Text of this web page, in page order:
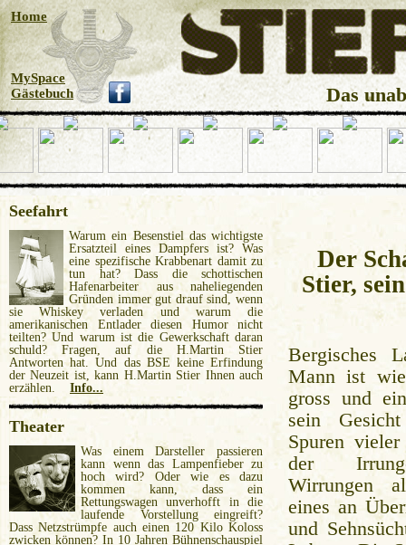
Seefahrt
Warum ein Besenstiel das wichtigste
Ersatzteil eines Dampfers ist? Was
eine spezifische Krabbenart damit zu
tun hat? Dass die schottischen
Hafenarbeiter aus naheliegenden
Gründen immer gut drauf sind, wenn
sie Whiskey verladen und warum die
amerikanischen Entlader diesen Humor nicht
teilten? Und warum ist die Gewerkschaft daran
schuld? Fragen, auf die H.Martin Stier
Antworten hat. Und das BSE keine Erfindung
der Neuzeit ist, kann H.Martin Stier Ihnen auch
erzählen. Info...
Theater
Was einem Darsteller passieren
kann wenn das Lampenfieber zu
hoch wird? Oder wie es dazu
kommen kann, dass ein
Rettungswagen unverhofft in die
laufende Vorstellung eingreift?
Dass Netzstrümpfe auch einen 120 Kilo Koloss
zwicken können? In 10 Jahren Bühnenschauspiel
Der
Stier,
Bergisches
Mann ist
gross und
sein
Spuren vieler
der
Wirrungen
eines an
und